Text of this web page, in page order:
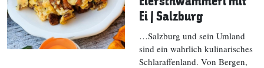
Ei | Salzburg
…Salzburg und sein Umland
sind ein wahrlich kulinarisches
Schlaraffenland. Von Bergen,